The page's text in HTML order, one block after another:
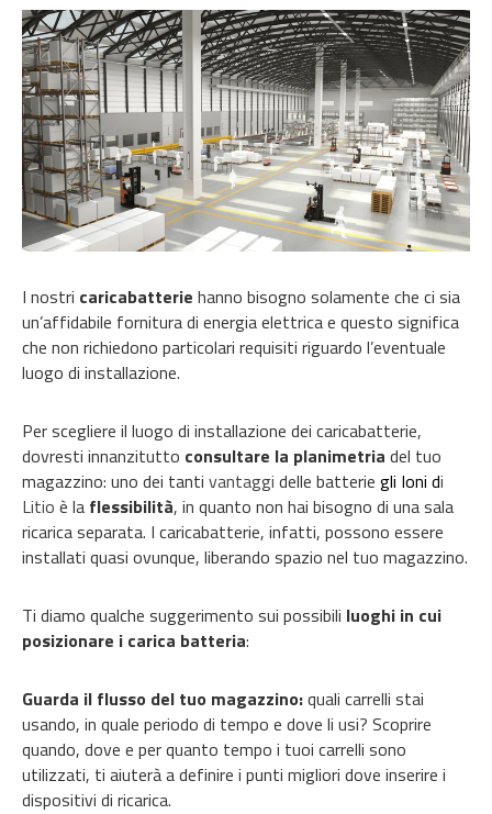
I nostri caricabatterie hanno bisogno solamente che ci sia
un’affidabile fornitura di energia elettrica e questo significa
che non richiedono particolari requisiti riguardo l’eventuale
luogo di installazione.
Per scegliere il luogo di installazione dei caricabatterie,
dovresti innanzitutto consultare la planimetria del tuo
magazzino: uno dei tanti vantaggi delle batterie gli Ioni di
Litio è la flessibilità, in quanto non hai bisogno di una sala
ricarica separata. I caricabatterie, infatti, possono essere
installati quasi ovunque, liberando spazio nel tuo magazzino.
Ti diamo qualche suggerimento sui possibili luoghi in cui
posizionare i carica batteria:
Guarda il flusso del tuo magazzino:quali carrelli stai
usando, in quale periodo di tempo e dove li usi? Scoprire
quando, dove e per quanto tempo i tuoi carrelli sono
utilizzati, ti aiuterà a definire i punti migliori dove inserire i
dispositivi di ricarica.